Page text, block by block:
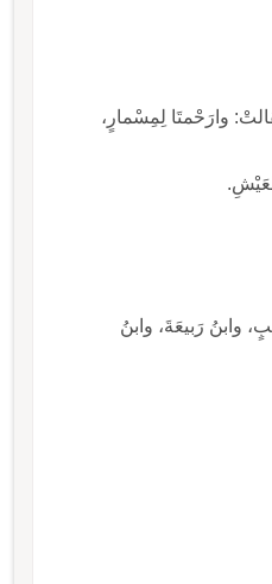
وارَحْمتَا لِمِسْمارٍ،
وابنُ رَبيعَةَ، وابنُ